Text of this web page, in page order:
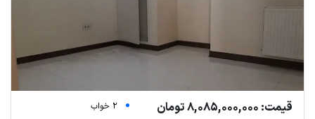
قیمت: 8,085,000,000 تومان
2 خواب